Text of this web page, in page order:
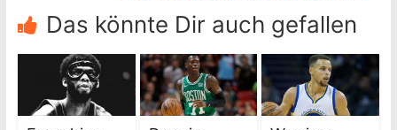
Das könnte Dir auch gefallen